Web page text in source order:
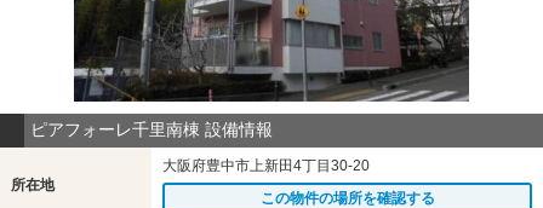
ピアフォーレ千里南棟 設備情報
所在地
大阪府豊中市上新田4丁目30-20
この物件の場所を確認する